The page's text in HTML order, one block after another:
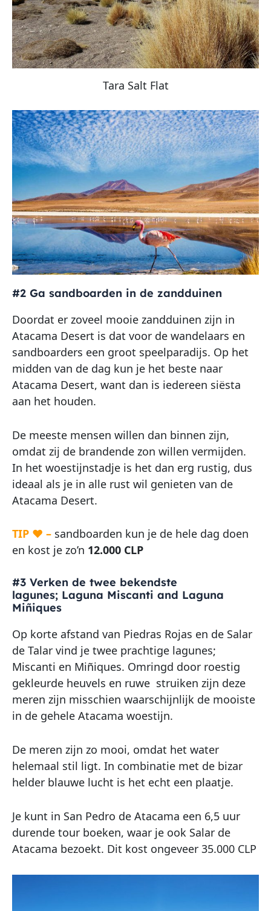
Tara Salt Flat
#2 Ga sandboarden in de zandduinen
Doordat er zoveel mooie zandduinen zijn in
Atacama Desert is dat voor de wandelaars en
sandboarders een groot speelparadijs. Op het
midden van de dag kun je het beste naar
Atacama Desert, want dan is iedereen siësta
aan het houden.
De meeste mensen willen dan binnen zijn,
omdat zij de brandende zon willen vermijden.
In het woestijnstadje is het dan erg rustig, dus
ideaal als je in alle rust wil genieten van de
Atacama Desert.
TIP ♥ – sandboarden kun je de hele dag doen
en kost je zo’n 12.000 CLP
#3 Verken de twee bekendste
lagunes; Laguna Miscanti and Laguna
Miñiques
Op korte afstand van Piedras Rojas en de Salar
de Talar vind je twee prachtige lagunes;
Miscanti en Miñiques. Omringd door roestig
gekleurde heuvels en ruwe struiken zijn deze
meren zijn misschien waarschijnlijk de mooiste
in de gehele Atacama woestijn.
De meren zijn zo mooi, omdat het water
helemaal stil ligt. In combinatie met de bizar
helder blauwe lucht is het echt een plaatje.
Je kunt in San Pedro de Atacama een 6,5 uur
durende tour boeken, waar je ook Salar de
Atacama bezoekt. Dit kost ongeveer 35.000 CLP